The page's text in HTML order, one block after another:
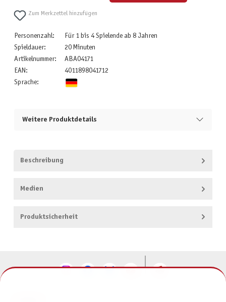
Zum Merkzettel hinzufügen
Personenzahl:
Für 1 bis 4 Spielende ab 8 Jahren
Spieldauer:
20 Minuten
Artikelnummer:
ABA04171
EAN:
4011898041712
Sprache:
Weitere Produktdetails
Beschreibung
Medien
Produktsicherheit